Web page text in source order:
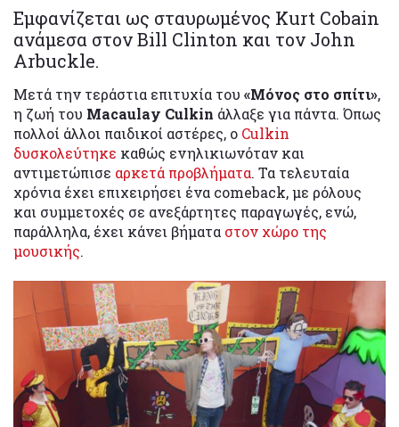
Εμφανίζεται ως σταυρωμένος Kurt Cobain
ανάμεσα στον Bill Clintοn και τον John
Arbuckle.
Μετά την τεράστια επιτυχία του «Μόνος στο σπίτι»,
η ζωή του Macaulay Culkin άλλαξε για πάντα. Όπως
πολλοί άλλοι παιδικοί αστέρες, ο Culkin
δυσκολεύτηκε καθώς ενηλικιωνόταν και
αντιμετώπισε αρκετά προβλήματα. Τα τελευταία
χρόνια έχει επιχειρήσει ένα comeback, με ρόλους
και συμμετοχές σε ανεξάρτητες παραγωγές, ενώ,
παράλληλα, έχει κάνει βήματα στον χώρο της
μουσικής.